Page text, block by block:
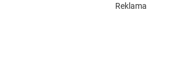
Reklama